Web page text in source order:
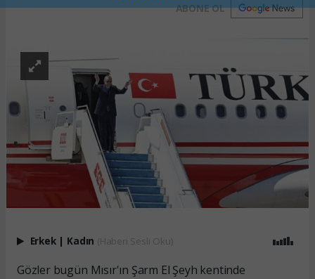
ABONE OL
Erkek | Kadın (Haberi Sesli Oku)
Gözler bugün Mısır'ın Şarm El Şeyh kentinde